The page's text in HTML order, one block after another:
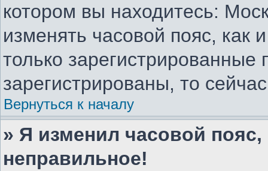
котором вы находитесь:
изменять часовой пояс, как
только
зарегистрированы, то
Вернуться к началу
» Я изменил часовой
неправильное!